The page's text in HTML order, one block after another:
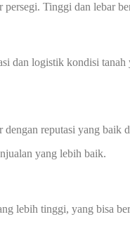
Tinggi dan lebar
dan logistik kondisi
reputasi yang baik
yang lebih baik.
lebih tinggi, yang bisa